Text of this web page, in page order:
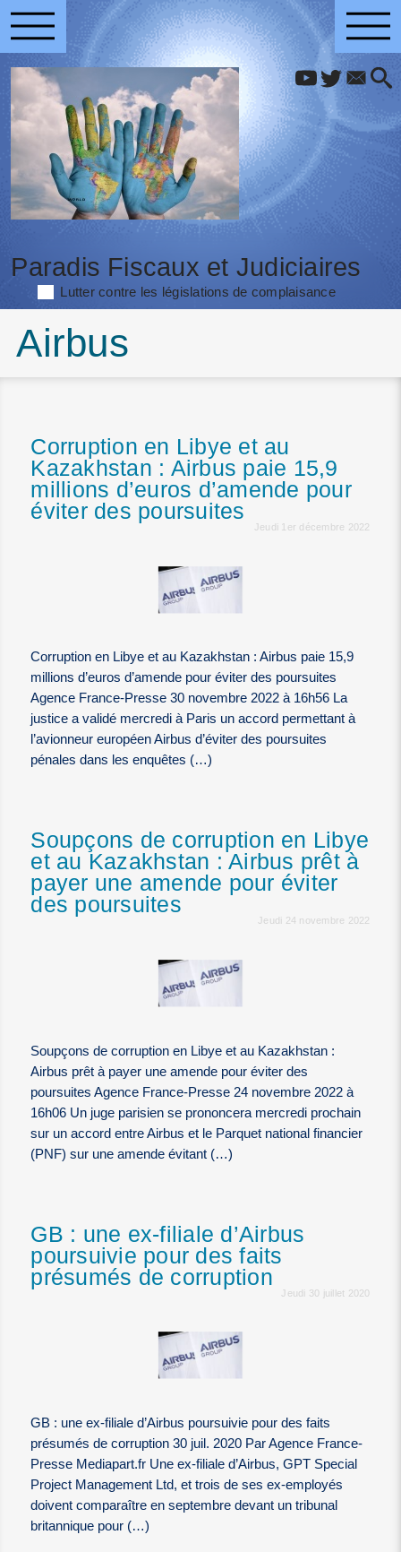
Paradis Fiscaux et Judiciaires
Lutter contre les législations de complaisance
Airbus
Corruption en Libye et au
Kazakhstan : Airbus paie 15,9
millions d’euros d’amende pour
éviter des poursuites
Jeudi 1er décembre 2022
Corruption en Libye et au Kazakhstan : Airbus paie 15,9
millions d’euros d’amende pour éviter des poursuites
Agence France-Presse 30 novembre 2022 à 16h56 La
justice a validé mercredi à Paris un accord permettant à
l’avionneur européen Airbus d’éviter des poursuites
pénales dans les enquêtes (…)
Soupçons de corruption en Libye
et au Kazakhstan : Airbus prêt à
payer une amende pour éviter
des poursuites
Jeudi 24 novembre 2022
Soupçons de corruption en Libye et au Kazakhstan :
Airbus prêt à payer une amende pour éviter des
poursuites Agence France-Presse 24 novembre 2022 à
16h06 Un juge parisien se prononcera mercredi prochain
sur un accord entre Airbus et le Parquet national financier
(PNF) sur une amende évitant (…)
GB : une ex-filiale d’Airbus
poursuivie pour des faits
présumés de corruption
Jeudi 30 juillet 2020
GB : une ex-filiale d’Airbus poursuivie pour des faits
présumés de corruption 30 juil. 2020 Par Agence France-
Presse Mediapart.fr Une ex-filiale d’Airbus, GPT Special
Project Management Ltd, et trois de ses ex-employés
doivent comparaître en septembre devant un tribunal
britannique pour (…)